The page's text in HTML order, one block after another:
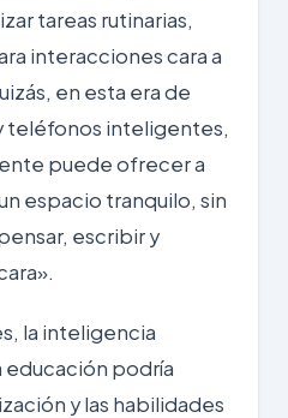
tareas rutinarias,
interacciones cara a
en esta era de
teléfonos inteligentes,
puede ofrecer a
espacio tranquilo, sin
escribir y
la inteligencia
educación podría
y las habilidades